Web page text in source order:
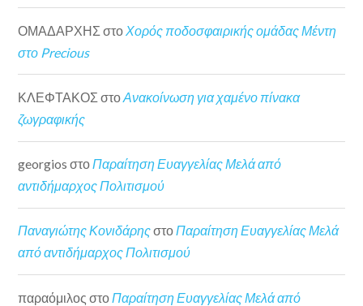
ΟΜΑΔΑΡΧΗΣ στοΧορός ποδοσφαιρικής ομάδας Μέντη
στο Precious
ΚΛΕΦΤΑΚΟΣ στοΑνακοίνωση για χαμένο πίνακα
ζωγραφικής
georgios στοΠαραίτηση Ευαγγελίας Μελά από
αντιδήμαρχος Πολιτισμού
Παναγιώτης ΚονιδάρηςστοΠαραίτηση Ευαγγελίας Μελά
από αντιδήμαρχος Πολιτισμού
παραόμιλος στο Παραίτηση Ευαγγελίας Μελά από